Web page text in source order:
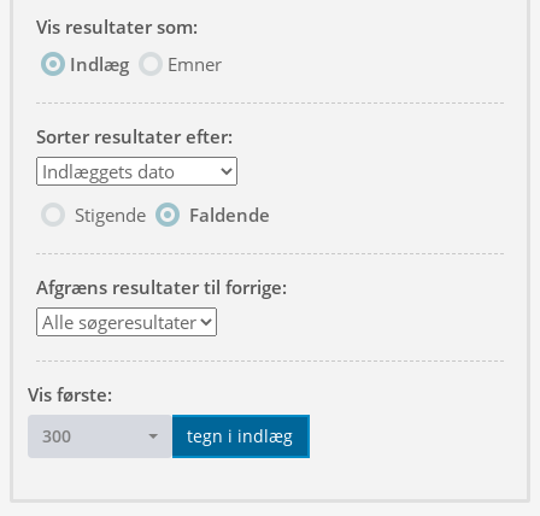
Vis resultater som:
Indlæg
Emner
Sorter resultater efter:
Stigende Faldende
Afgræns resultater til forrige:
Vis første:
300 tegn i indlæg